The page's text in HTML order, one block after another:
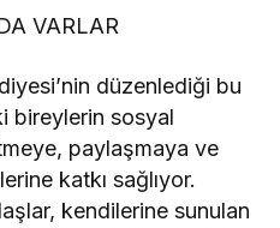
VARLAR
düzenlediği bu
bireylerin sosyal
paylaşmaya ve
katkı sağlıyor.
kendilerine sunulan